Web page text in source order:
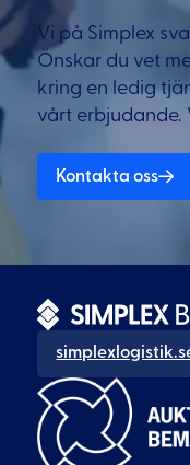
Vi på Simplex
Önskar du vet
kring en ledig
vårt erbjudande.
Kontakta oss